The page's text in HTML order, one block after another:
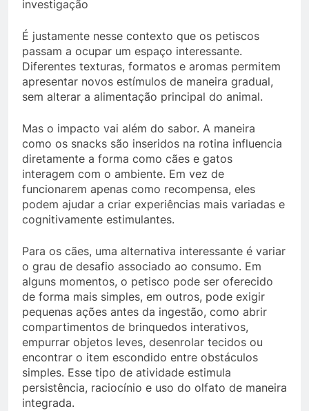
investigação
É justamente nesse contexto que os petiscos
passam a ocupar um espaço interessante.
Diferentes texturas, formatos e aromas permitem
apresentar novos estímulos de maneira gradual,
sem alterar a alimentação principal do animal.
Mas o impacto vai além do sabor. A maneira
como os snacks são inseridos na rotina influencia
diretamente a forma como cães e gatos
interagem com o ambiente. Em vez de
funcionarem apenas como recompensa, eles
podem ajudar a criar experiências mais variadas e
cognitivamente estimulantes.
Para os cães, uma alternativa interessante é variar
o grau de desafio associado ao consumo. Em
alguns momentos, o petisco pode ser oferecido
de forma mais simples, em outros, pode exigir
pequenas ações antes da ingestão, como abrir
compartimentos de brinquedos interativos,
empurrar objetos leves, desenrolar tecidos ou
encontrar o item escondido entre obstáculos
simples. Esse tipo de atividade estimula
persistência, raciocínio e uso do olfato de maneira
integrada.